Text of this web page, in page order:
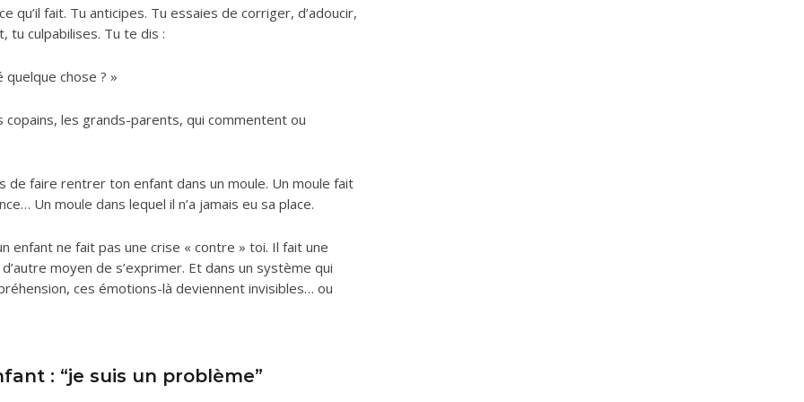
qu’il fait. Tu anticipes. Tu essaies de corriger, d’adoucir,
tu culpabilises. Tu te dis :
quelque chose ? »
copains, les grands-parents, qui commentent ou
de faire rentrer ton enfant dans un moule. Un moule fait
Un moule dans lequel il n’a jamais eu sa place.
enfant ne fait pas une crise « contre » toi. Il fait une
moyen de s’exprimer. Et dans un système qui
ces émotions-là deviennent invisibles… ou
: “je suis un problème”